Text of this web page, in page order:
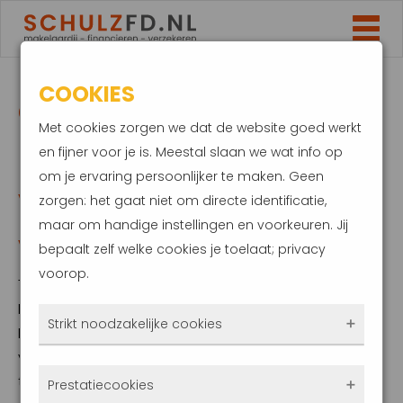
CARAVAN BLIJFT
POPULAIR. DEKKING
VERZEKERING
VERSCHILT STERK
7 mei 2024
Met de caravan achter de auto op avontuur.
Deze toch al populaire manier van vakantie
vieren is sinds de covid periode nog meer in
trek. Begin 2023 waren er bij de RDW 406.735
COOKIES
Met cookies zorgen we dat de website goed werkt
en fijner voor je is. Meestal slaan we wat info op
om je ervaring persoonlijker te maken. Geen
zorgen: het gaat niet om directe identificatie,
maar om handige instellingen en voorkeuren. Jij
bepaalt zelf welke cookies je toelaat; privacy
voorop.
Strikt noodzakelijke cookies
Prestatiecookies